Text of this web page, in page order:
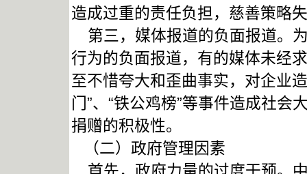
造成过重的责任负担，慈善策略
第三，媒体报道的负面报道。
行为的负面报道，有的媒体未经
至不惜夸大和歪曲事实，对企业
门”、“铁公鸡榜”等事件造成社
捐赠的积极性。
（二）政府管理因素